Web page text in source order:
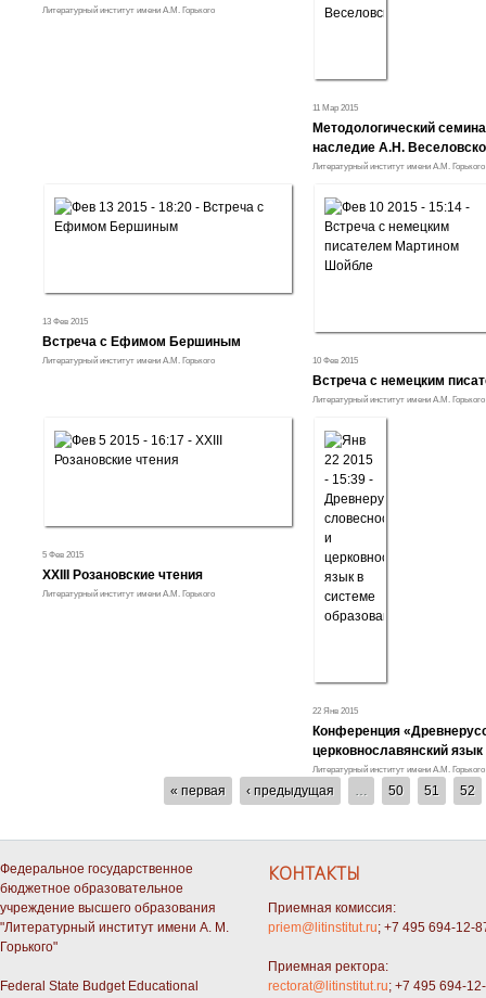
Литературный институт имени А.М. Горького
11 Мар 2015
Методологический
наследие А.Н.
Литературный институт имени А.М. Горького
13 Фев 2015
Встреча с Ефимом Бершиным
Литературный институт имени А.М. Горького 10 Фев 2015
Встреча с немецким
Литературный институт имени А.М. Горького
5 Фев 2015
XXIII Розановские чтения
Литературный институт имени А.М. Горького
22 Янв 2015
Конференция
церковнославянский
Литературный институт имени А.М. Горького
СТРАНИЦЫ« первая ‹ предыдущая 50 51 52
Федеральное государственное
бюджетное образовательное
учреждение высшего образования
"Литературный институт имени А. М.
Горького"
Federal State Budget Educational
КОНТАКТЫ
Приемная комиссия:
priem@litinstitut.ru; +7 495 694-12-
Приемная ректора:
rectorat@litinstitut.ru; +7 495 694-